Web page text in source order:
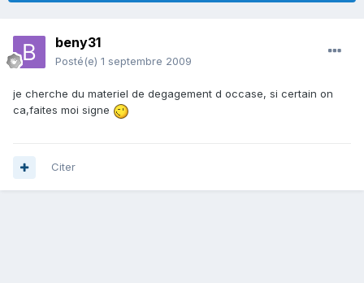
beny31
Posté(e) 1 septembre 2009
je cherche du materiel de degagement d occase, si certain on
ca,faites moi signe
Citer